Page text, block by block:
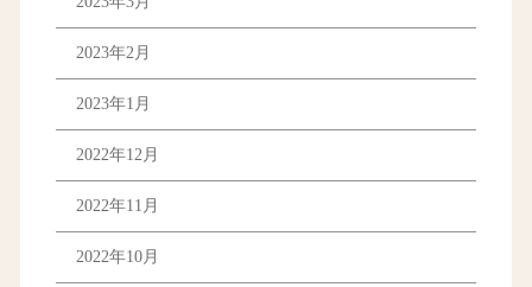
2023年2月
2023年1月
2022年12月
2022年11月
2022年10月